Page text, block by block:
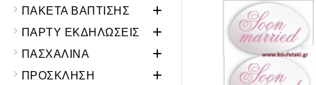
ΠΑΚΕΤΑ ΒΑΠΤΙΣΗΣ +
ΠΑΡΤΥ ΕΚΔΗΛΩΣΕΙΣ +
ΠΑΣΧΑΛΙΝΑ +
ΠΡΟΣΚΛΗΣΗ +